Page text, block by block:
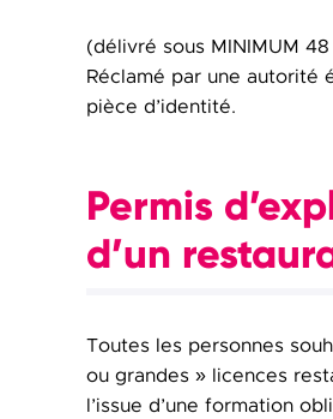
(délivré sous MINIMUM 48
Réclamé par une autorité
pièce d’identité.
Permis
d’un
Toutes les personnes
ou grandes » licences
l’issue d’une formation